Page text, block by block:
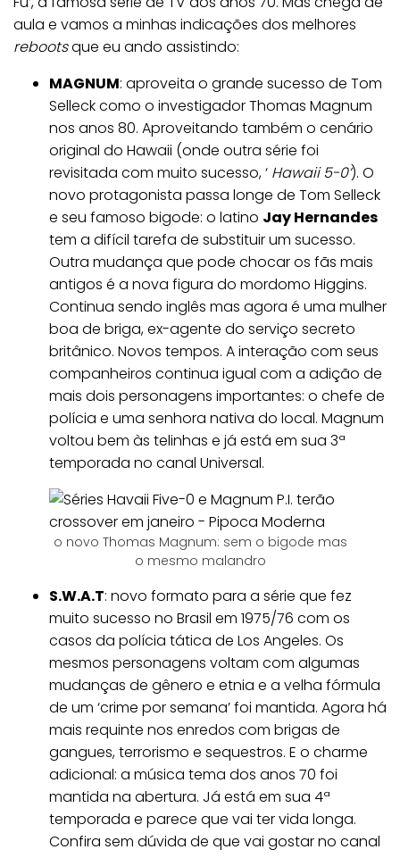
aula e vamos a minhas indicações dos melhores
rebootsque eu ando assistindo:
MAGNUM: aproveita o grande sucesso de Tom
Selleck como o investigador Thomas Magnum
nos anos 80. Aproveitando também o cenário
original do Hawaii (onde outra série foi
revisitada com muito sucesso, ‘ Hawaii 5-0’). O
novo protagonista passa longe de Tom Selleck
e seu famoso bigode: o latino Jay Hernandes
tem a difícil tarefa de substituir um sucesso.
Outra mudança que pode chocar os fãs mais
antigos é a nova figura do mordomo Higgins.
Continua sendo inglês mas agora é uma mulher
boa de briga, ex-agente do serviço secreto
britânico. Novos tempos. A interação com seus
companheiros continua igual com a adição de
mais dois personagens importantes: o chefe de
polícia e uma senhora nativa do local. Magnum
voltou bem às telinhas e já está em sua 3ª
temporada no canal Universal.
o novo Thomas Magnum: sem o bigode mas
o mesmo malandro
S.W.A.T: novo formato para a série que fez
muito sucesso no Brasil em 1975/76 com os
casos da polícia tática de Los Angeles. Os
mesmos personagens voltam com algumas
mudanças de gênero e etnia e a velha fórmula
de um ‘crime por semana’ foi mantida. Agora há
mais requinte nos enredos com brigas de
gangues, terrorismo e sequestros. E o charme
adicional: a música tema dos anos 70 foi
mantida na abertura. Já está em sua 4ª
temporada e parece que vai ter vida longa.
Confira sem dúvida de que vai gostar no canal